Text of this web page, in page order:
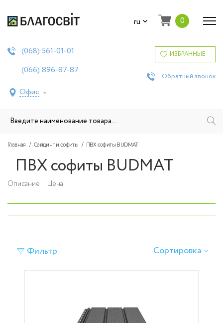
ru 0
(068) 561-01-01
(066) 896-87-87
Офис
ИЗБРАННЫЕ
Обратный звонок
Главная Сайдинг и софиты ПВХ софиты BUDMAT
ПВХ софиты BUDMAT
Описание Цена
‹ ›
Фильтр Сортировка